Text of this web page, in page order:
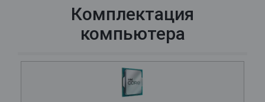
Комплектация
компьютера